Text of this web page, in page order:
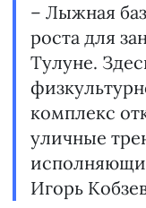
– Лыжная
роста для
Тулуне.
комплекс
уличные
Игорь